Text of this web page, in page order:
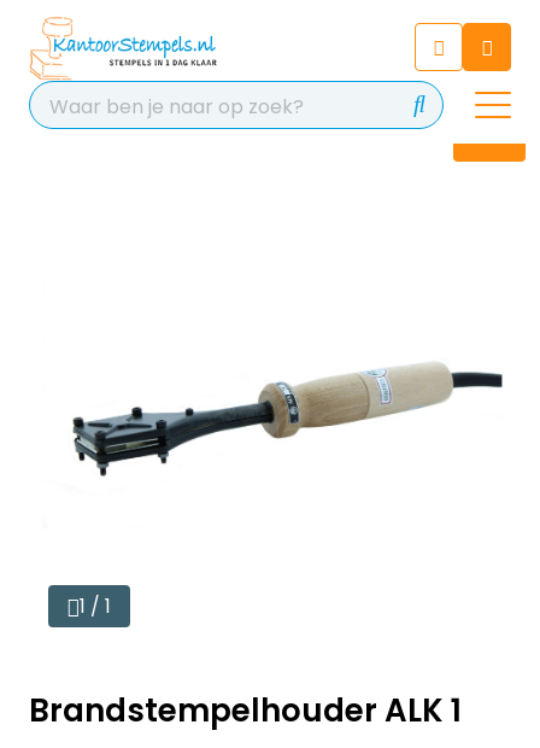
Chat 24/7 met onze chatbot
voor hulp
Contact
1 / 1
Brandstempelhouder ALK 1